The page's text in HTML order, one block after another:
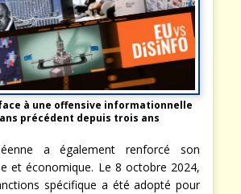
à une offensive informationnelle
précédent depuis trois ans
a également renforcé son
et économique. Le 8 octobre 2024,
spécifique a été adopté pour